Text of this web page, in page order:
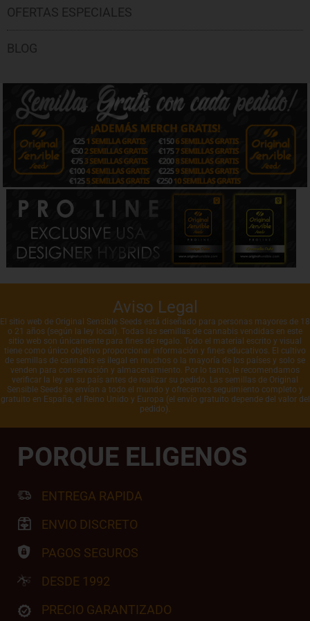
OFERTAS ESPECIALES
BLOG
Aviso Legal
El sitio web de Original Sensible Seeds está diseñado para personas mayores de 18
o 21 años (según la ley local). Todas las semillas de cannabis vendidas en este
sitio web son únicamente para fines de regalo. Todo el material escrito y visual
tiene como único objetivo proporcionar información y fines educativos. El cultivo
de semillas de cannabis es ilegal en muchos o la mayoría de los países y solo se
venden para conservación y almacenamiento. Por lo tanto, le recomendamos
verificar la ley en su país antes de realizar su pedido. Las semillas de Original
Sensible Seeds se envían a todo el mundo y ofrecemos seguimiento completo y
gratuito en España, el Reino Unido y Europa (el envío gratuito depende del valor del
pedido).
PORQUE ELIGENOS
ENTREGA RAPIDA
ENVIO DISCRETO
PAGOS SEGUROS
DESDE 1992
PRECIO GARANTIZADO